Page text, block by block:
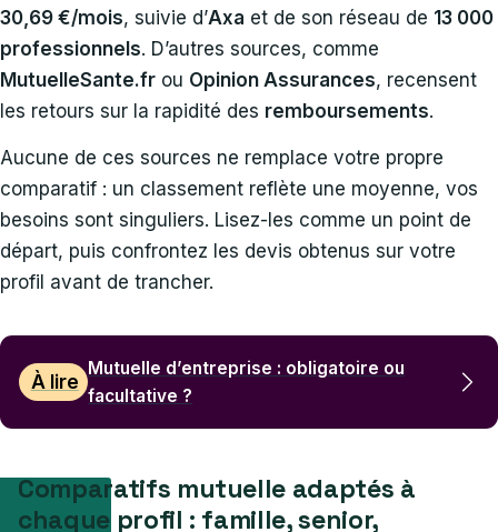
30,69 €/mois, suivie d’Axa et de son réseau de 13 000
professionnels. D’autres sources, comme
MutuelleSante.fr ou Opinion Assurances, recensent
les retours sur la rapidité des remboursements.
Aucune de ces sources ne remplace votre propre
comparatif : un classement reflète une moyenne, vos
besoins sont singuliers. Lisez-les comme un point de
départ, puis confrontez les devis obtenus sur votre
profil avant de trancher.
À lire
Mutuelle d’entreprise : obligatoire ou
facultative ?
Comparatifs mutuelle adaptés à
chaque profil : famille, senior,